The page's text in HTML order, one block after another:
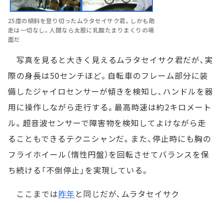
25度の傾斜を登り切ったムラタセイサク君。しかも助
走は一切なし。人間なら太股に乳酸たまりまくりの場
面だ
写真を見ると大きく見えるムラタセイサク君だが、実
際の身長は50センチほど。自転車のフレーム部分に装
備したジャイロセンサーが傾きを検知し、ハンドルを器
用に操作しながら走行する。最高時速は約2キロメート
ル。超音波センサーで障害物を検知してよけながら走
ることもできるテクニシャンだ。また、停止時にも胸の
フライホイール（惰性円盤）を回転させてバランスを保
ち続ける「不倒停止」を実現している。
ここまでは昨年 と同じだが、ムラタセイサク